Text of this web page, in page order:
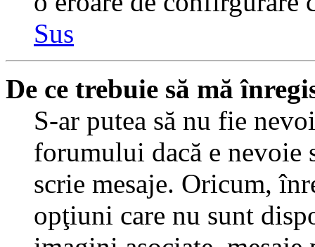
Sus
De ce trebuie să mă
S-ar putea să nu fie
forumului dacă e nevoie
scrie mesaje. Oricum,
opţiuni care nu sunt